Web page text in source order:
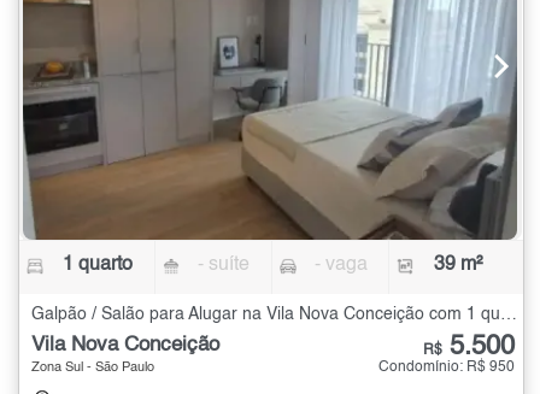
1 quarto - suíte - vaga 39 m²
Galpão / Salão para Alugar na Vila Nova Conceição com 1 quarto - 39 m²
Vila Nova Conceição
Zona Sul - São Paulo
R$ 5.500
Condomínio: R$ 950